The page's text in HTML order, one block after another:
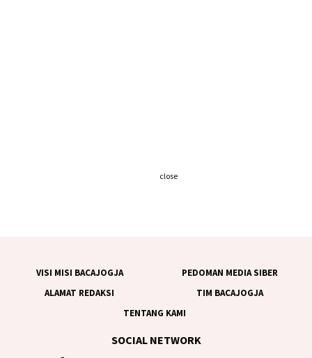
VISI MISI BACAJOGJA
PEDOMAN MEDIA SIBER
ALAMAT REDAKSI
TIM BACAJOGJA
TENTANG KAMI
SOCIAL NETWORK
close